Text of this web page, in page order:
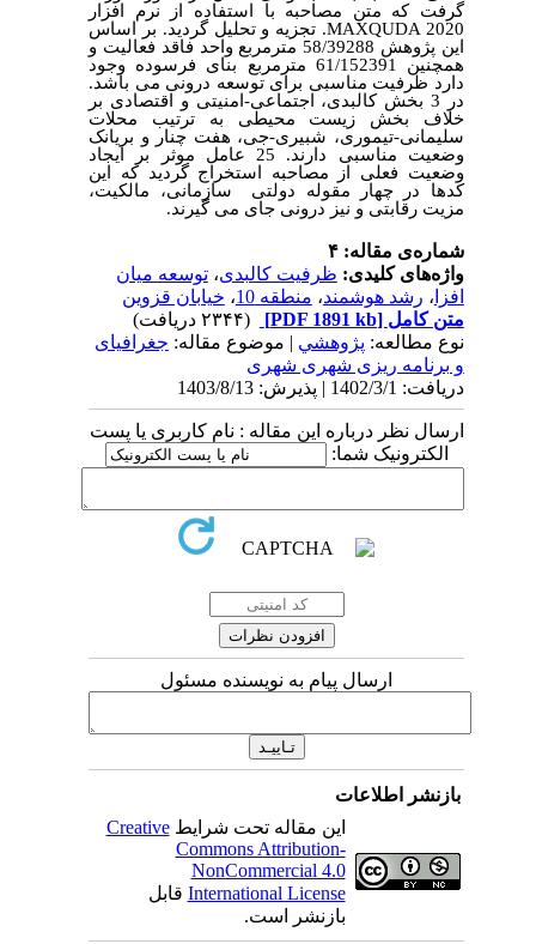
گرفت که متن مصاحبه با استفاده از نرم افزار
MAXQUDA 2020. تجزیه و تحلیل گردید. بر اساس
این پژوهش 58/39288 مترمربع واحد فاقد فعالیت و
همچنین 61/152391
مترمربع بنای فرسوده وجود
دارد ظرفیت مناسبی برای توسعه درونی می باشد.
در 3 بخش کالبدی، اجتماعی-امنیتی و اقتصادی بر
خلاف بخش زیست محیطی به ترتیب محلات
سلیمانی-تیموری، شبیری-جی، هفت چنار و بریانک
وضعیت مناسبی دارند. 25 عامل موثر بر ایجاد
وضعیت فعلی از مصاحبه استخراج گردید که این
کدها در چهار مقوله دولتی سازمانی، مالکیت،
مزیت رقابتی و نیز درونی جای می گیرند.
شماره‌ی مقاله: ۴
واژه‌های کلیدی: ظرفیت کالبدی،توسعه میان
افزا ، رشد هوشمند، منطقه 10 ، خیابان قزوین
متن کامل [PDF 1891 kb]
(۲۳۴۴ دریافت)
نوع مطالعه: پژوهشي | موضوع مقاله: جغرافیای
و برنامه ریزی شهری شهری
دریافت: 1402/3/1 | پذیرش: 1403/8/13
ارسال نظر درباره این مقاله : نام کاربری یا پست
الکترونیک شما:
ارسال پیام به نویسنده مسئول
بازنشر اطلاعات
این مقاله تحت شرایطCreative
Commons Attribution-
NonCommercial 4.0
International License قابل
بازنشر است.